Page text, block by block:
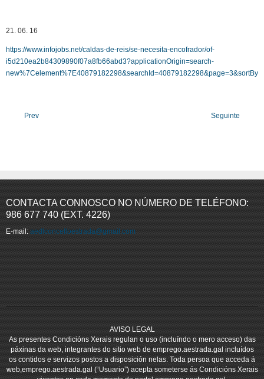
21. 06. 16
https://www.infojobs.net/caldas-de-reis/se-necesita-encofrador/of-
i5d210ea2b84309890f07a8fb66abd3?applicationOrigin=search-
Prev Seguinte
CONTACTA CONNOSCO NO NÚMERO DE TELÉFONO:
986 677 740 (EXT. 4226)
E-mail: aedlconcelloestrada@gmail.com
AVISO LEGAL
As presentes Condicións Xerais regulan o uso (incluíndo o mero acceso) das
páxinas da web, integrantes do sitio web de emprego.aestrada.gal incluídos
os contidos e servizos postos a disposición nelas. Toda persoa que acceda á
web,emprego.aestrada.gal (“Usuario”) acepta someterse ás Condicións Xerais